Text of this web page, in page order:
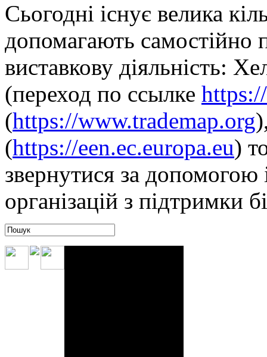
Сьогодні існує велика
допомагають самостійно
виставкову діяльність:
(переход по ссылке
(https://www.trademap.org
(https://een.ec.europa.eu)
звернутися за допомогою
організацій з підтримки